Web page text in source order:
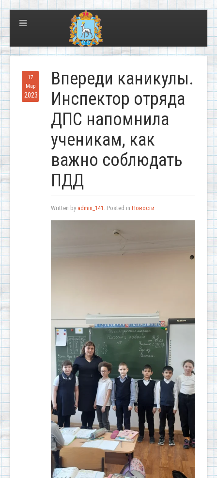
17
Мар
2023
Впереди каникулы.
Инспектор отряда
ДПС напомнила
ученикам, как
важно соблюдать
ПДД
Written by admin_141 . Posted in Новости